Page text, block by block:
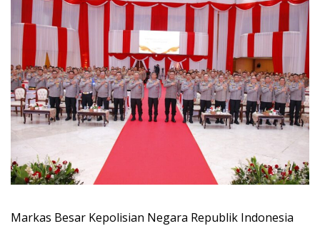
Markas Besar Kepolisian Negara Republik Indonesia